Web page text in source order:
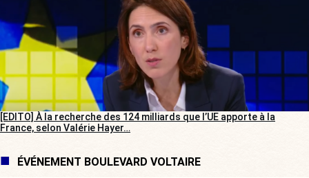
[EDITO] À la recherche des 124 milliards que l’UE apporte à la
France, selon Valérie Hayer…
ÉVÉNEMENT BOULEVARD VOLTAIRE